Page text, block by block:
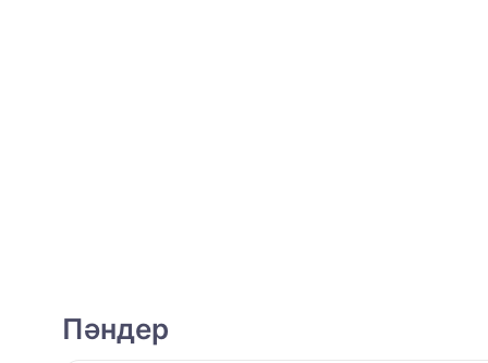
Пәндер